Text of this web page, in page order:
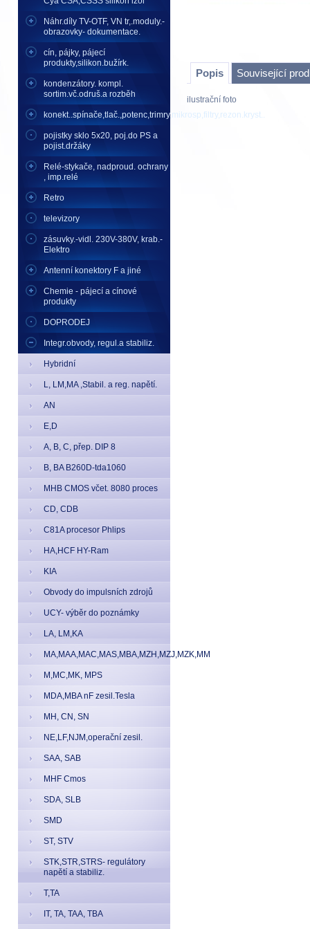
Náhr.díly TV-OTF, VN tr,.moduly.-
obrazovky- dokumentace.
cín, pájky, pájecí
produkty,silikon.bužírk.
kondenzátory. kompl.
sortim.vč.odruš.a rozběh
konekt..spínače,tlač.,potenc,trimry,mikrosp,filtry,rezon.kryst..
pojistky sklo 5x20, poj.do PS a
pojist.držáky
Relé-stykače, nadproud. ochrany
, imp.relé
Retro
televizory
zásuvky.-vidl. 230V-380V, krab.-
Elektro
Antenní konektory F a jiné
Chemie - pájecí a cínové
produkty
DOPRODEJ
Integr.obvody, regul.a stabiliz.
Hybridní
L, LM,MA ,Stabil. a reg. napětí.
AN
E,D
A, B, C, přep. DIP 8
B, BA B260D-tda1060
MHB CMOS včet. 8080 proces
CD, CDB
C81A procesor Phlips
HA,HCF HY-Ram
KIA
Obvody do impulsních zdrojů
UCY- výběr do poznámky
LA, LM,KA
MA,MAA,MAC,MAS,MBA,MZH,MZJ,MZK,MM
M,MC,MK, MPS
MDA,MBA nF zesil.Tesla
MH, CN, SN
NE,LF,NJM,operační zesil.
SAA, SAB
MHF Cmos
SDA, SLB
SMD
ST, STV
STK,STR,STRS- regulátory
napětí a stabiliz.
T,TA
IT, TA, TAA, TBA
Popis Související
ilustrační foto